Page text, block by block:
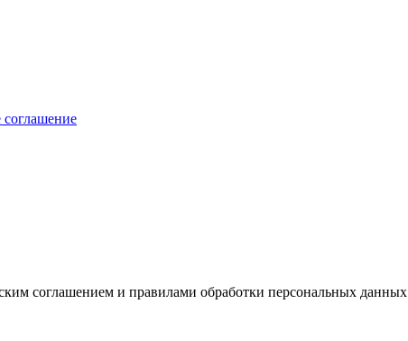
соглашение
соглашением и правилами обработки персональных данных